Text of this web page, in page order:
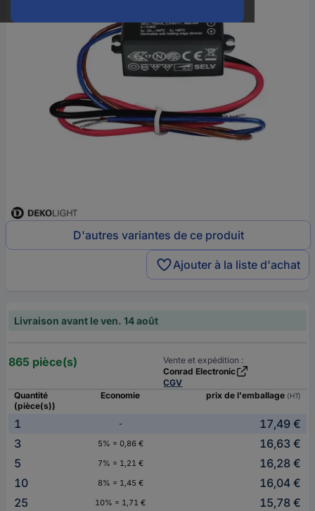
D'autres variantes de ce produit
Ajouter à la liste d'achat
Livraison avant le ven. 14 août
865 pièce(s)
Vente et expédition :
Conrad Electronic
CGV
Quantité
(pièce(s))
Economie prix de l'emballage (HT)
1 -
17,49 €
3
5% = 0,86 €
16,63 €
5
7% = 1,21 €
16,28 €
10
8% = 1,45 €
16,04 €
25
10% = 1,71 €
15,78 €